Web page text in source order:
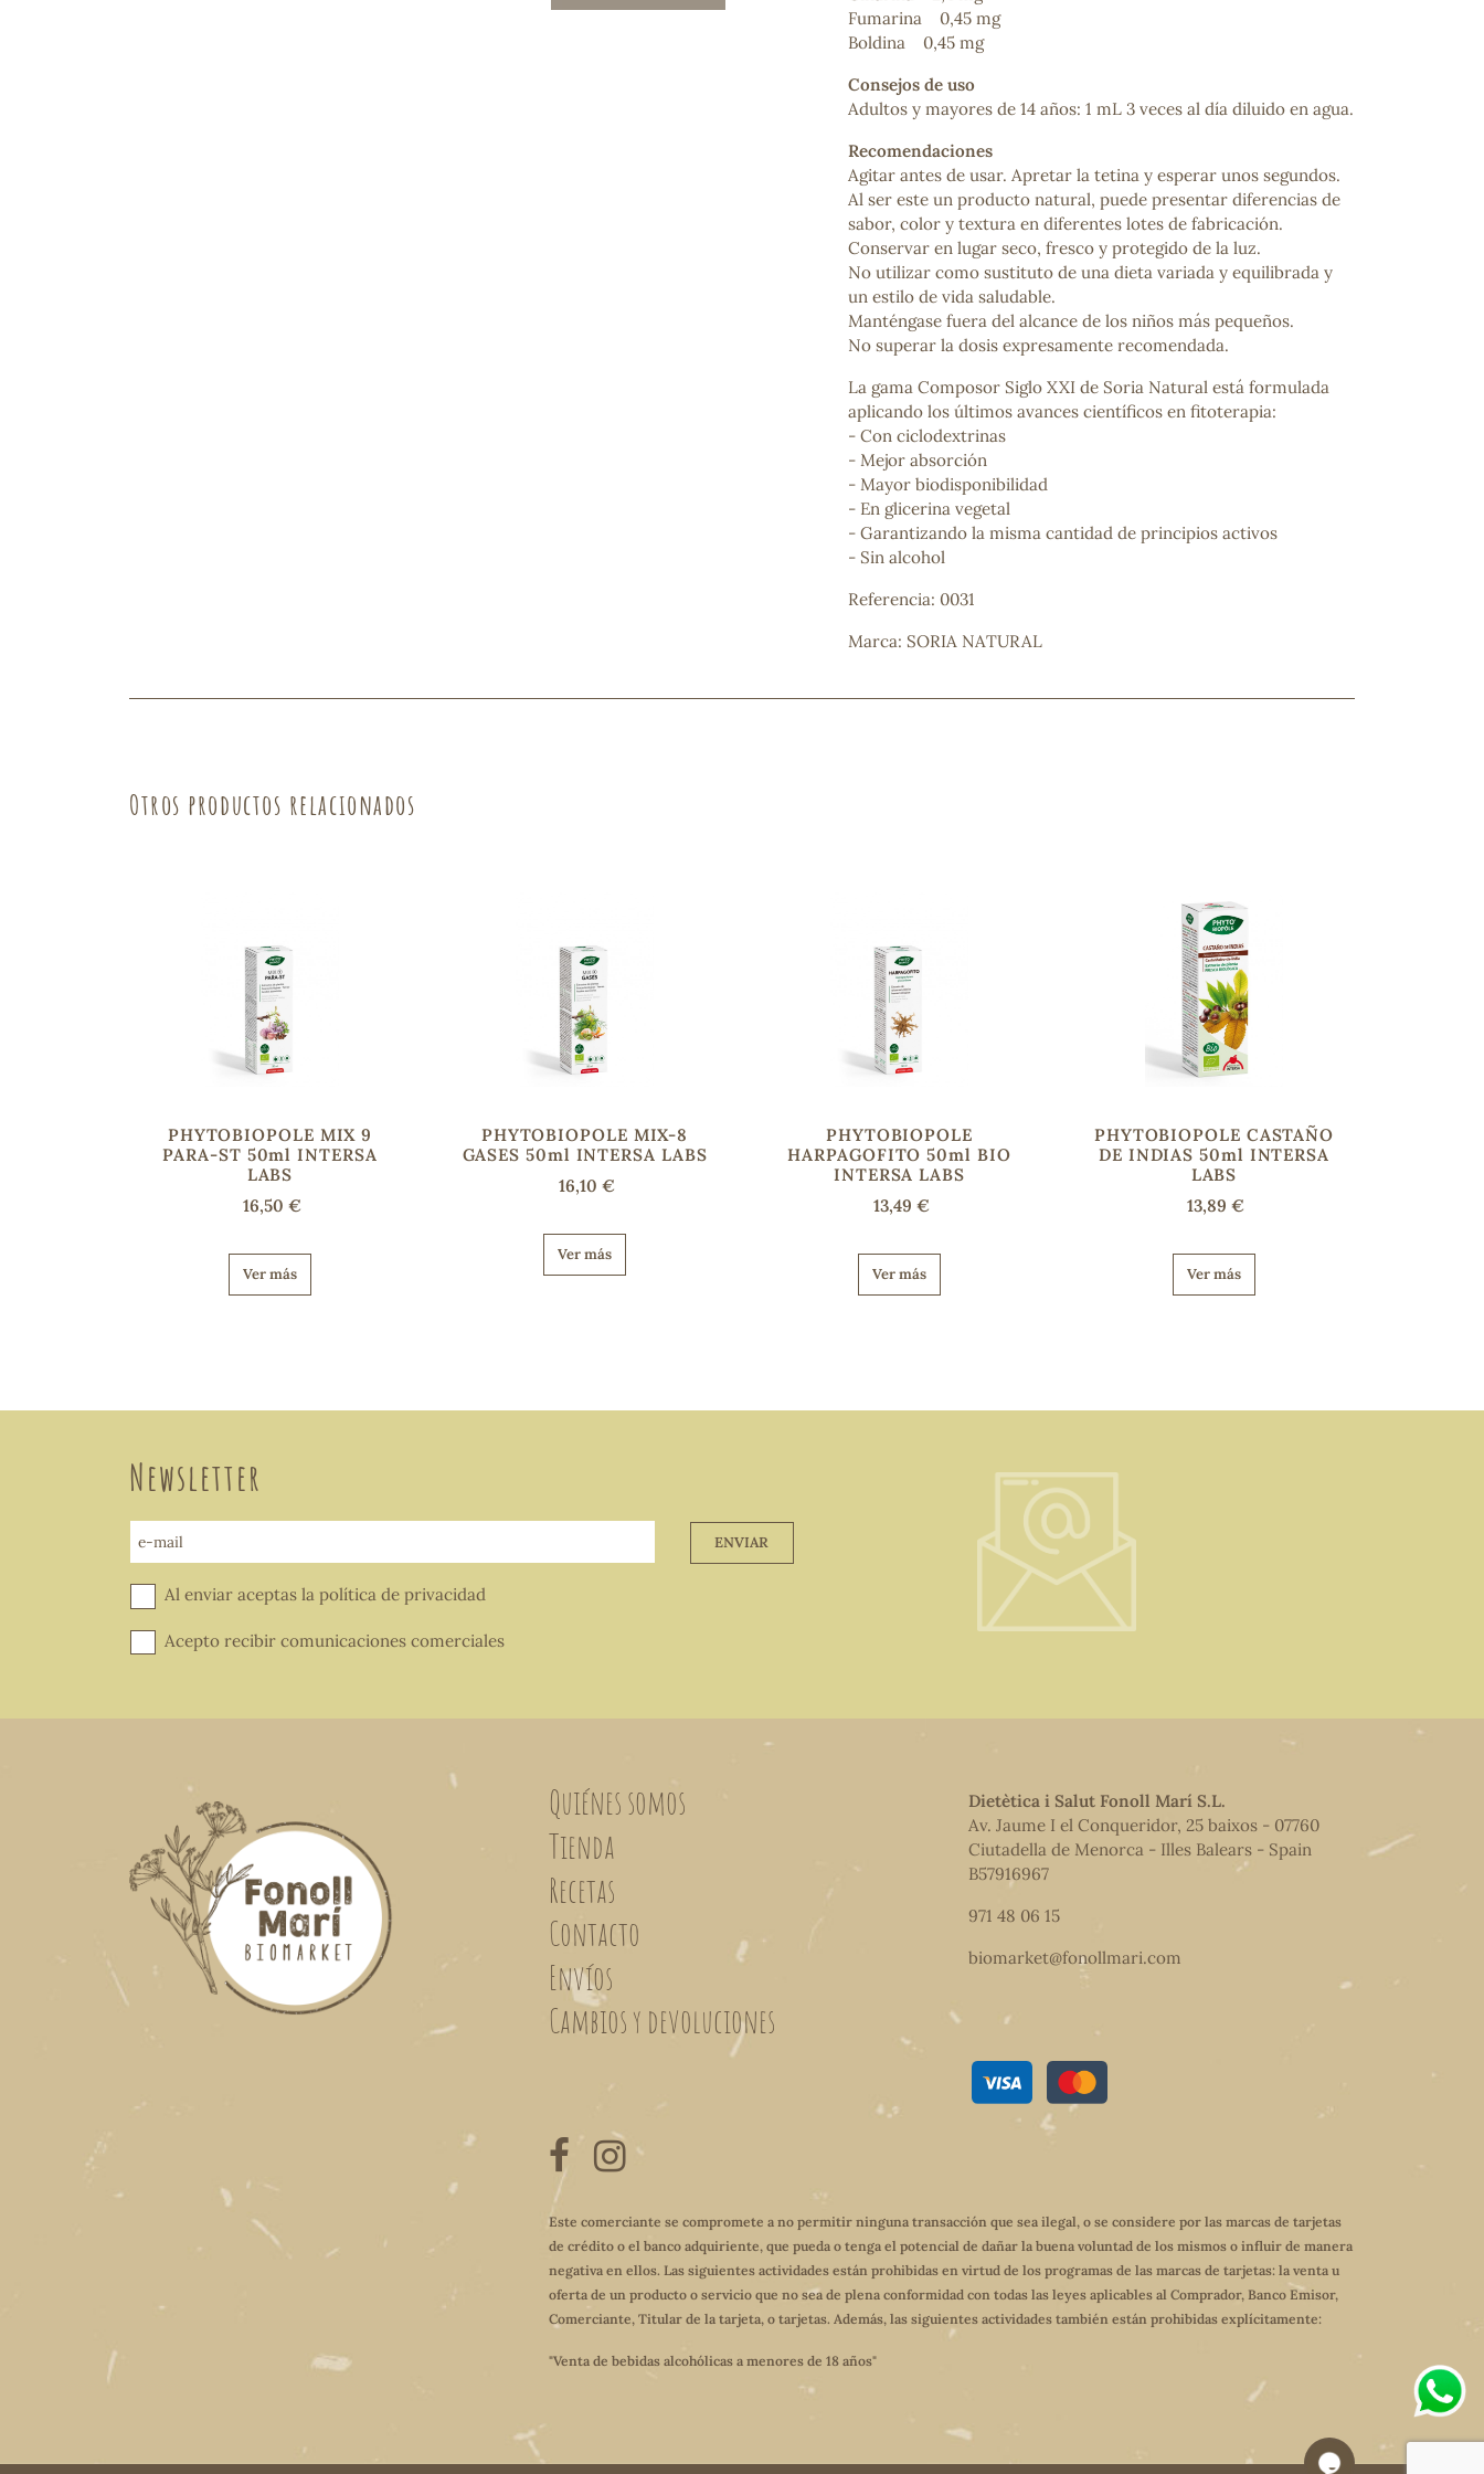
¿No encuentras tu producto?
contáctanosy lo encontraremos
Fumarina 0,45 mg
Boldina 0,45 mg
Consejos de uso
Adultos y mayores de 14 años: 1 mL 3 veces al día diluido en agua.
Recomendaciones
Agitar antes de usar. Apretar la tetina y esperar unos segundos.
Al ser este un producto natural, puede presentar diferencias de
sabor, color y textura en diferentes lotes de fabricación.
Conservar en lugar seco, fresco y protegido de la luz.
No utilizar como sustituto de una dieta variada y equilibrada y
un estilo de vida saludable.
Manténgase fuera del alcance de los niños más pequeños.
No superar la dosis expresamente recomendada.
La gama Composor Siglo XXI de Soria Natural está formulada
aplicando los últimos avances científicos en fitoterapia:
- Con ciclodextrinas
- Mejor absorción
- Mayor biodisponibilidad
- En glicerina vegetal
- Garantizando la misma cantidad de principios activos
- Sin alcohol
Referencia: 0031
Marca: SORIA NATURAL
Otros productos relacionados
PHYTOBIOPOLE MIX 9
PARA-ST 50ml INTERSA
LABS
16,50 €
Ver más
PHYTOBIOPOLE MIX-8
GASES 50ml INTERSA LABS
16,10 €
Ver más
PHYTOBIOPOLE
HARPAGOFITO 50ml BIO
INTERSA LABS
13,49 €
Ver más
PHYTOBIOPOLE CASTAÑO
DE INDIAS 50ml INTERSA
LABS
13,89 €
Ver más
Newsletter
e-mail ENVIAR
Al enviar aceptas la política de privacidad
Acepto recibir comunicaciones comerciales
Quiénes somos
Tienda
Recetas
Contacto
Envíos
Cambios y devoluciones
Dietètica i Salut Fonoll Marí S.L.
Av. Jaume I el Conqueridor, 25 baixos - 07760
Ciutadella de Menorca - Illes Balears - Spain
B57916967
971 48 06 15
biomarket@fonollmari.com
Este comerciante se compromete a no permitir ninguna transacción que sea ilegal, o se considere por las marcas de tarjetas
de crédito o el banco adquiriente, que pueda o tenga el potencial de dañar la buena voluntad de los mismos o influir de manera
negativa en ellos. Las siguientes actividades están prohibidas en virtud de los programas de las marcas de tarjetas: la venta u
oferta de un producto o servicio que no sea de plena conformidad con todas las leyes aplicables al Comprador, Banco Emisor,
Comerciante, Titular de la tarjeta, o tarjetas. Además, las siguientes actividades también están prohibidas explícitamente:
"Venta de bebidas alcohólicas a menores de 18 años"